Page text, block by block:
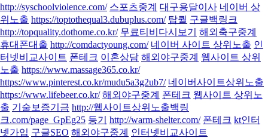
http://syschoolviolence.com/ 스포츠중계 대구용달이사 네이버 상
위노출 https://toptothequal3.dubuplus.com/ 탑퀄 구글백링크
http://topquality.dothome.co.kr/ 무료티비다시보기
해외축구중계
휴대폰대출 http://comdactyoung.com/ 네이버 사이트 상위노출 인
터넷비교사이트 폰테크 이혼상담 해외야구중계 웹사이트 상위
노출 https://www.massage365.co.kr/
https://www.pinterest.co.kr/mudu5a3g2ub7/ 네이버사이트상위노출
https://www.lifebeer.co.kr/ 해외야구중계 폰테크 웹사이트 상위노
출 기술보증기금 http://웹사이트상위노출백링
크.com/page_GpEg25 등기 http://warm-shelter.com/ 폰테크 kt인터
넷가입 구글SEO 해외야구중계 인터넷비교사이트